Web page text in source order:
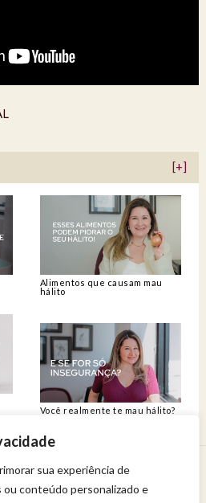
sua experiência de
ou conteúdo personalizado e
[+]
Alimentos que causam mau
hálito
Você realmente te mau hálito?
experiência de bem-estar.
a uma profissional qualificada.